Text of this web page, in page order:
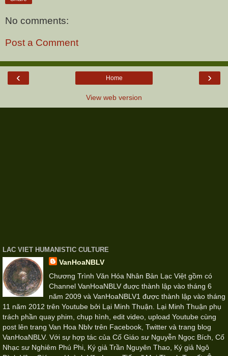
No comments:
Post a Comment
‹ ›
Home
View web version
LAC VIET HUMANISTIC CULTURE
VanHoaNBLV
Chương Trình Văn Hóa Nhân Bản Lạc Việt gồm có
Channel VanHoaNBLV đuợc thành lập vào tháng 6
năm 2009 và VanHoaNBLV1 được thành lập vào tháng
11 năm 2012 trên Youtube bởi Lại Minh Thuận. Lại Minh Thuận phụ
trách phần quay phim, chụp hình, edit video, upload Youtube cùng
post lên trang Van Hoa Nblv trên Facebook, Twitter và trang blog
VanHoaNBLV. Với sự hợp tác của Cố Giáo sư Nguyễn Ngọc Bích, Cố
Nhạc sư Nghiêm Phú Phi, Ký giả Trần Nguyên Thao, Ký giả Ngô